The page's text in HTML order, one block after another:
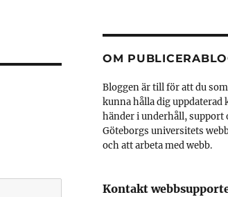
OM
Bloggen är till för att du
kunna hålla dig uppdaterad
händer i underhåll, support
Göteborgs universitets
och att arbeta med webb.
Kontakt